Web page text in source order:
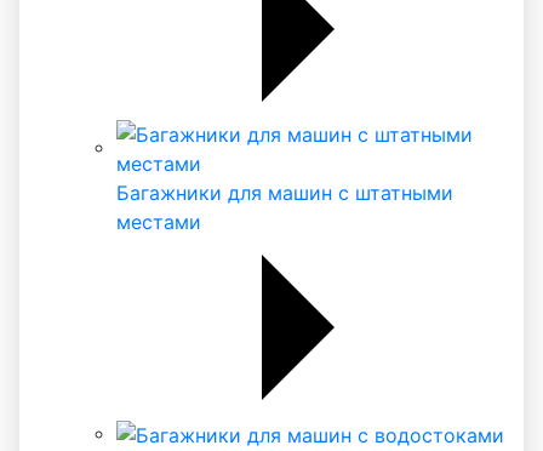
Багажники для машин с штатными
местами